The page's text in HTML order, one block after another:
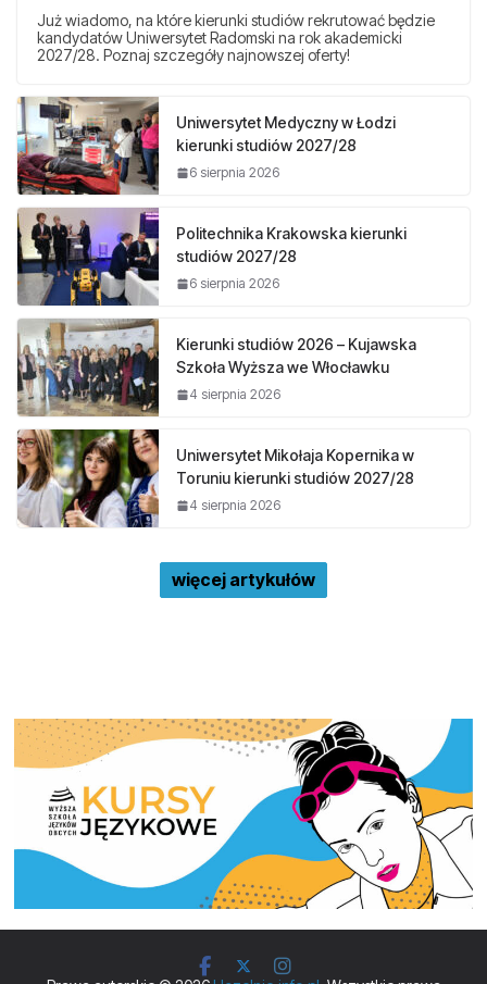
Już wiadomo, na które kierunki studiów rekrutować będzie
kandydatów Uniwersytet Radomski na rok akademicki
2027/28. Poznaj szczegóły najnowszej oferty!
Uniwersytet Medyczny w Łodzi
kierunki studiów 2027/28
6 sierpnia 2026
Politechnika Krakowska kierunki
studiów 2027/28
6 sierpnia 2026
Kierunki studiów 2026 – Kujawska
Szkoła Wyższa we Włocławku
4 sierpnia 2026
Uniwersytet Mikołaja Kopernika w
Toruniu kierunki studiów 2027/28
4 sierpnia 2026
więcej artykułów